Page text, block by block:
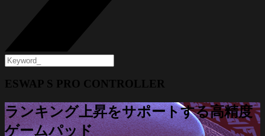
ESWAP S PRO CONTROLLER
ランキング上昇をサポートする高精度
ゲームパッド